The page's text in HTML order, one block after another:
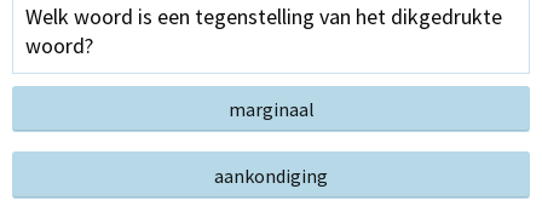
Welk woord is een tegenstelling van het dikgedrukte
woord?
marginaal
aankondiging